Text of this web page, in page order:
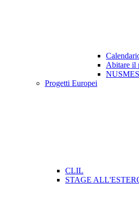
Abitare il
NUSMES
Progetti Europei
CLIL
STAGE